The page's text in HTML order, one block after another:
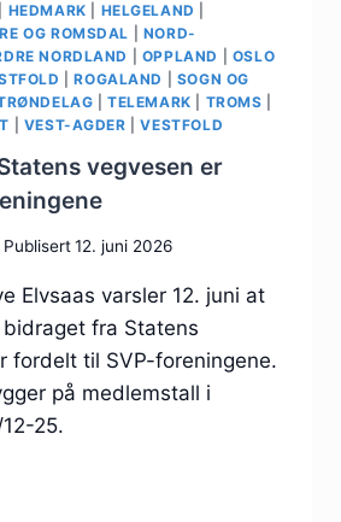
HEDMARK HELGELAND
OG ROMSDAL
NORD-
NORDLAND OPPLAND
OSLO
|ROGALAND
SOGN OG
|TELEMARK TROMS
VEST-AGDER |VESTFOLD
vegvesen er
Publisert 12. juni 2026
Elvsaas varsler 12. juni at
fra Statens
fordelt til SVP-foreningene.
på medlemstall i
25.